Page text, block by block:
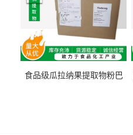
食品级瓜拉纳果提取物粉巴